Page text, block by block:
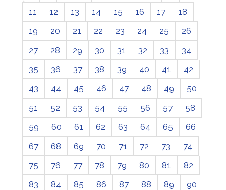
11 12 13 14 15 16 17
18
19
20 21 22 23 24 25
26
27
28 29 30 31 32 33
34
35
36 37 38 39 40 41
42
43
44 45 46 47 48 49
50
51
52 53 54 55 56 57
58
59
60 61 62 63 64 65
66
67
68 69 70 71 72 73
74
75
76 77 78 79 80 81
82
83
84 85 86 87 88 89
90